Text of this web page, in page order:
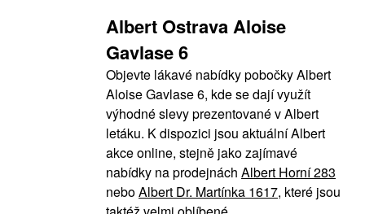
Albert Ostrava Aloise
Gavlase 6
Objevte lákavé nabídky pobočky Albert
Aloise Gavlase 6, kde se dají využít
výhodné slevy prezentované v Albert
letáku. K dispozici jsou aktuální Albert
akce online, stejně jako zajímavé
nabídky na prodejnách Albert Horní 283
neboAlbert Dr. Martínka 1617, které jsou